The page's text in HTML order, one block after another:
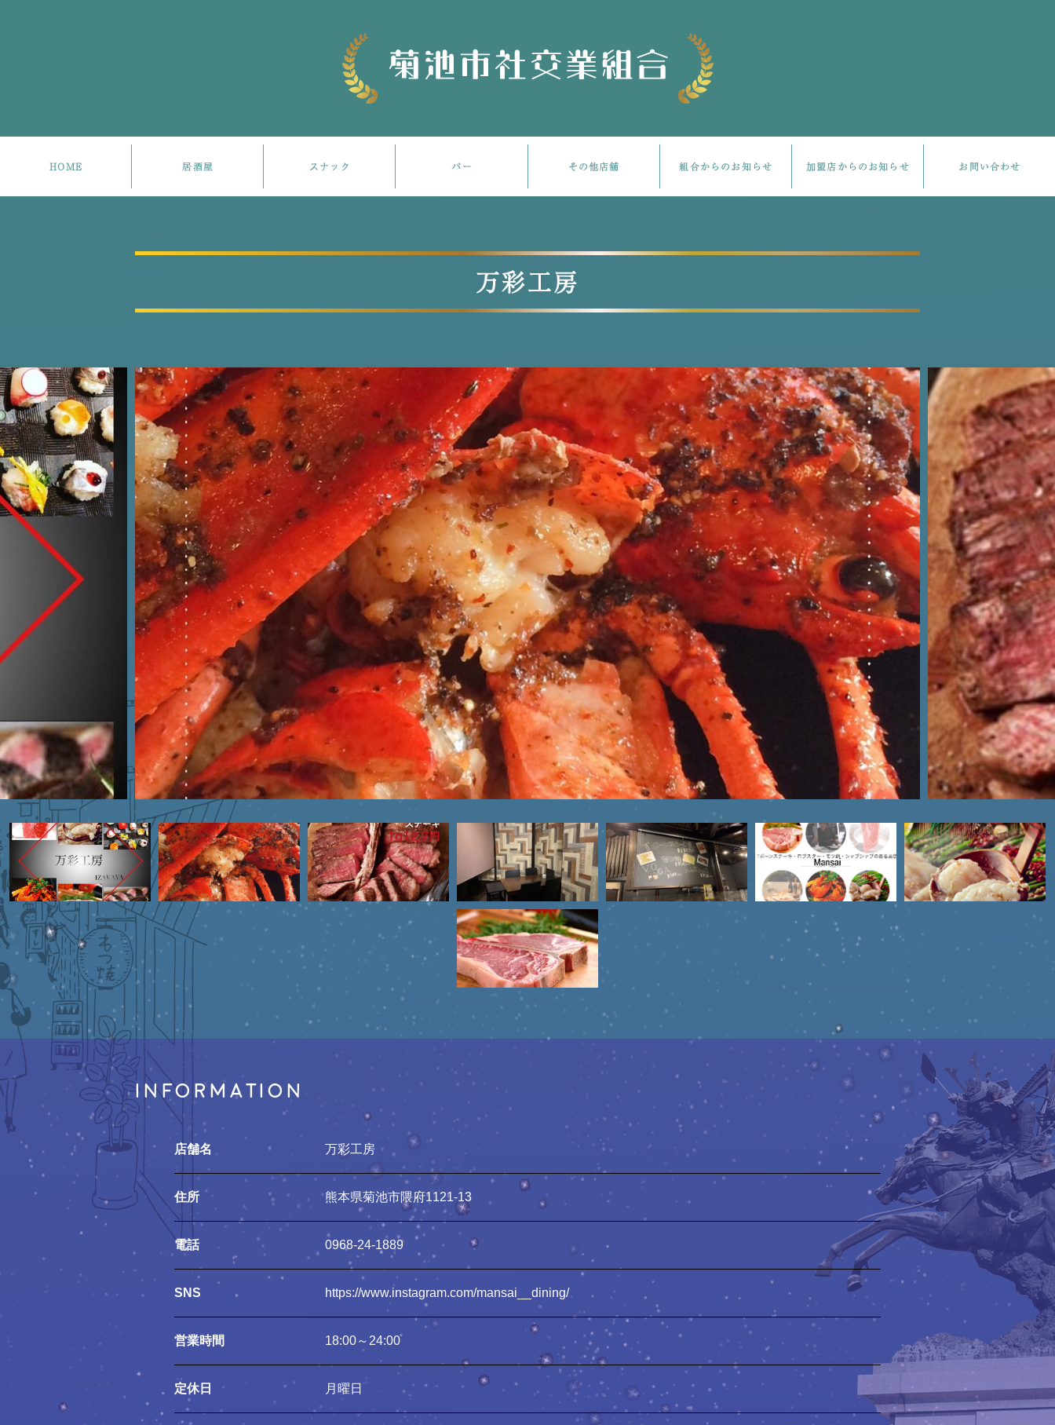
HOME 居酒屋 スナック バー その他店舗 組合からのお知らせ 加盟店からのお知らせ お問い合わせ
万彩工房
INFORMATION
店舗名 万彩工房
住所 熊本県菊池市隈府1121-13
電話 0968-24-1889
SNS https://www.instagram.com/mansai__dining/
営業時間 18:00～24:00
定休日 月曜日